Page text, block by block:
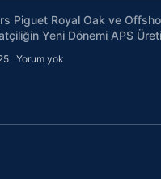
Piguet Royal Oak ve
Yeni Dönemi APS
Yorum yok